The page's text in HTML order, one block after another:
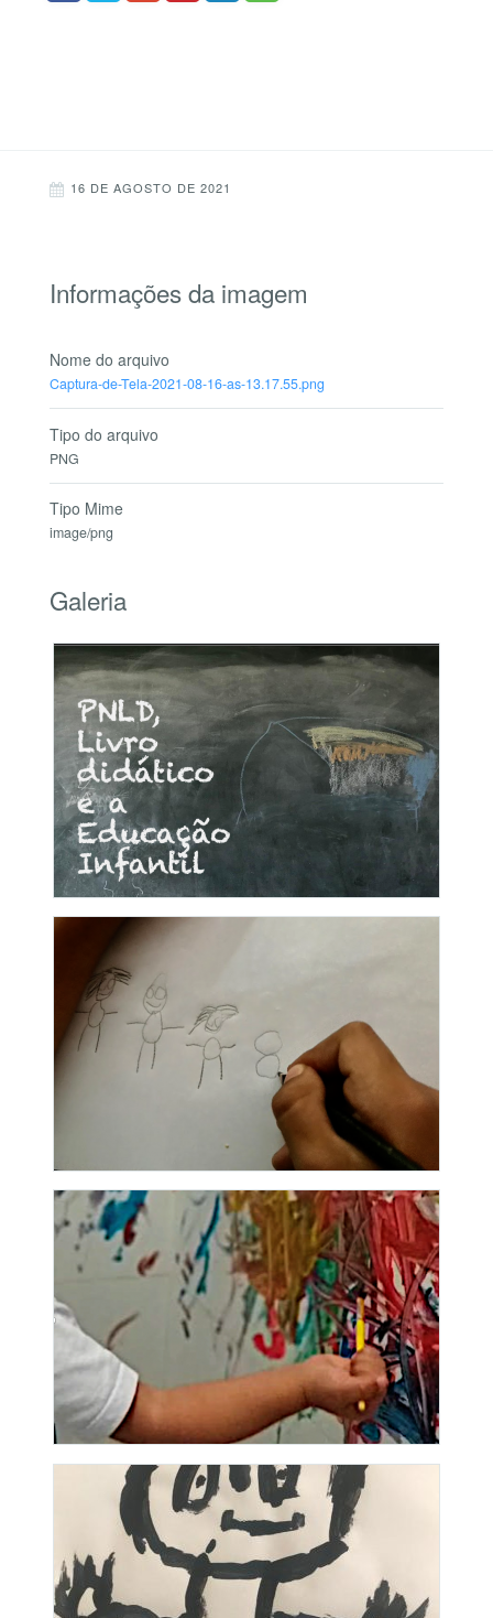
16 DE AGOSTO DE 2021
Informações da imagem
Nome do arquivo
Captura-de-Tela-2021-08-16-as-13.17.55.png
Tipo do arquivo
PNG
Tipo Mime
image/png
Galeria